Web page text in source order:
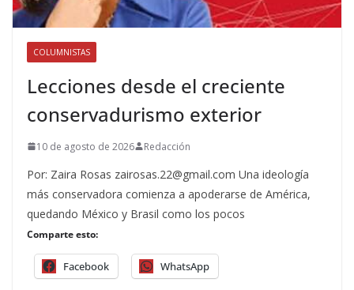
COLUMNISTAS
Lecciones desde el creciente
conservadurismo exterior
10 de agosto de 2026 Redacción
Por: Zaira Rosas zairosas.22@gmail.com Una ideología
más conservadora comienza a apoderarse de América,
quedando México y Brasil como los pocos
Comparte esto:
Facebook WhatsApp